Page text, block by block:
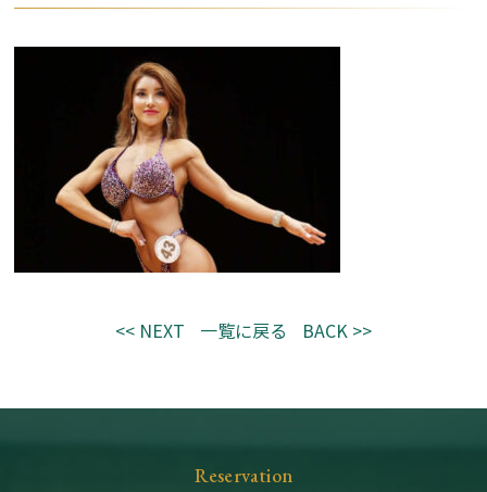
<< NEXT 一覧に戻る BACK >>
Reservation